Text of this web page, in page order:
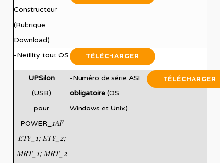
Constructeur
(Rubrique
Download)
-Netility tout OS TÉLÉCHARGER
UPSilon
(USB)
pour
POWER_ 1AF
ETY_1; ETY_2;
MRT_1; MRT_2
-Numéro de série ASI
obligatoire(OS
Windows et Unix)
TÉLÉCHARGER